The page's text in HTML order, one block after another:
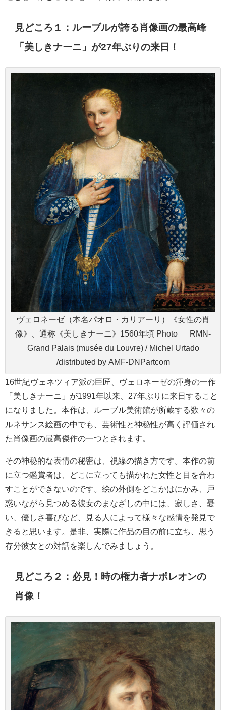
見どころ１：ルーブルが誇る肖像画の最高峰
「美しきナーニ」が27年ぶりの来日！
ヴェロネーゼ（本名パオロ・カリアーリ）《女性の肖
像》、通称《美しきナーニ》1560年頃 Photo © RMN-
Grand Palais (musée du Louvre) / Michel Urtado
/distributed by AMF-DNPartcom
16世紀ヴェネツィア派の巨匠、ヴェロネーゼの渾身の一作
「美しきナーニ」が1991年以来、27年ぶりに来日すること
になりました。本作は、ルーブル美術館が所蔵する数々の
ルネサンス絵画の中でも、芸術性と神秘性が高く評価され
た肖像画の最高傑作の一つとされます。
その神秘的な表情の秘密は、視線の描き方です。本作の前
に立つ鑑賞者は、どこに立っても描かれた女性と目を合わ
すことができないのです。絵の外側をどこかはにかみ、戸
惑いながら見つめる彼女のまなざしの中には、寂しさ、憂
い、優しさ喜びなど、見る人によって様々な感情を発見で
きると思います。是非、実際に作品の目の前に立ち、思う
存分彼女との対話を楽しんでみましょう。
見どころ２：必見！時の権力者ナポレオンの
肖像！